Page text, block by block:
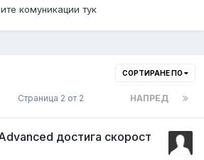
комуникации тук
СОРТИРАНЕ ПО
НАПРЕД
Страница 2 от 2
достига скорост